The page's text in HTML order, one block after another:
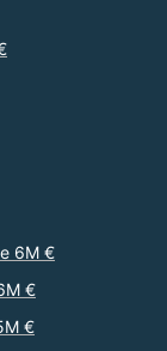
6M €
€
€